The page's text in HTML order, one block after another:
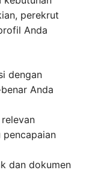
perekrut
Anda
dengan
Anda
dan dokumen